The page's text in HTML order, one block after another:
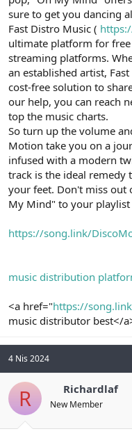
sure to get you dancing
Fast Distro Music (
ultimate platform for
streaming platforms.
an established artist,
cost-free solution to
our help, you can reach
top the music charts.
So turn up the volume
Motion take you on a
infused with a modern
track is the ideal
your feet. Don't miss out
My Mind" to your
https://song.link/
music distribution
<a href="https://
music distributor best</
4 Nis 2024
R Richardlaf
New Member